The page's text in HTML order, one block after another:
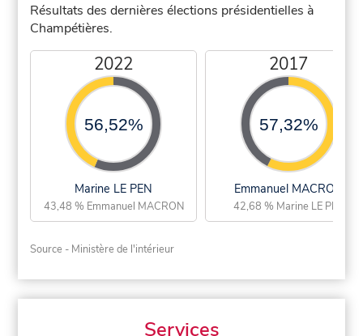
Résultats des dernières élections présidentielles à
Champétières.
2022
56,52%
Marine LE PEN
43,48 % Emmanuel MACRON
2017
57,32%
Emmanuel MACRON
42,68 % Marine LE PEN
Source - Ministère de l'intérieur
Services